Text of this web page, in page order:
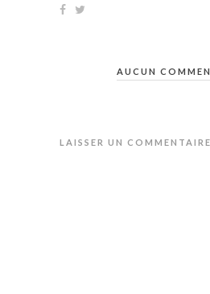
AUCUN
LAISSER UN COMMENTAIRE